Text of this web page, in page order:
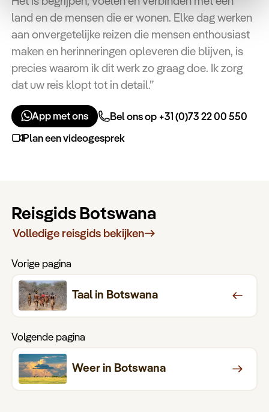
land en de mensen die er wonen. Elke dag werken
aan onvergetelijke reizen die mensen enthousiast
maken en herinneringen opleveren die blijven, is
precies waarom ik dit werk zo graag doe. Ik zorg
dat uw reis klopt tot in detail.”
App met ons
Bel ons op +31 (0)73 22 00 550
Plan een videogesprek
Reisgids Botswana
Volledige reisgids bekijken
Vorige pagina
Taal in Botswana
Volgende pagina
Weer in Botswana